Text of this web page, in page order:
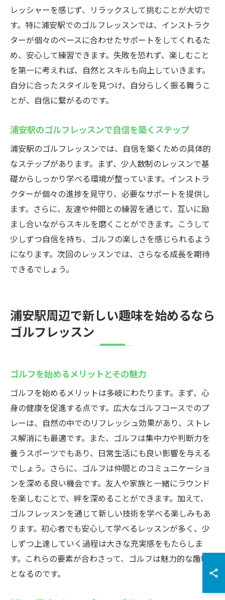
レッシャーを感じず、リラックスして挑むことが大切で
す。特に浦安駅でのゴルフレッスンでは、インストラク
ターが個々のペースに合わせたサポートをしてくれるた
め、安心して練習できます。失敗を恐れず、楽しむこと
を第一に考えれば、自然とスキルも向上していきます。
自分に合ったスタイルを見つけ、自分らしく振る舞うこ
とが、自信に繋がるのです。
浦安駅のゴルフレッスンで自信を築くステップ
浦安駅のゴルフレッスンでは、自信を築くための具体的
なステップがあります。まず、少人数制のレッスンで基
礎からしっかり学べる環境が整っています。インストラ
クターが個々の進捗を見守り、必要なサポートを提供し
ます。さらに、友達や仲間との練習を通じて、互いに励
まし合いながらスキルを磨くことができます。こうして
少しずつ自信を持ち、ゴルフの楽しさを感じられるよう
になります。次回のレッスンでは、さらなる成長を期待
できるでしょう。
浦安駅周辺で新しい趣味を始めるなら
ゴルフレッスン
ゴルフを始めるメリットとその魅力
ゴルフを始めるメリットは多岐にわたります。まず、心
身の健康を促進する点です。広大なゴルフコースでのプ
レーは、自然の中でのリフレッシュ効果があり、ストレ
ス解消にも最適です。また、ゴルフは集中力や判断力を
養うスポーツでもあり、日常生活にも良い影響を与える
でしょう。さらに、ゴルフは仲間とのコミュニケーショ
ンを深める良い機会です。友人や家族と一緒にラウンド
を楽しむことで、絆を深めることができます。加えて、
ゴルフレッスンを通じて新しい技術を学べる楽しみもあ
ります。初心者でも安心して学べるレッスンが多く、少
しずつ上達していく過程は大きな充実感をもたらしま
す。これらの要素が合わさって、ゴルフは魅力的な趣味
となるのです。